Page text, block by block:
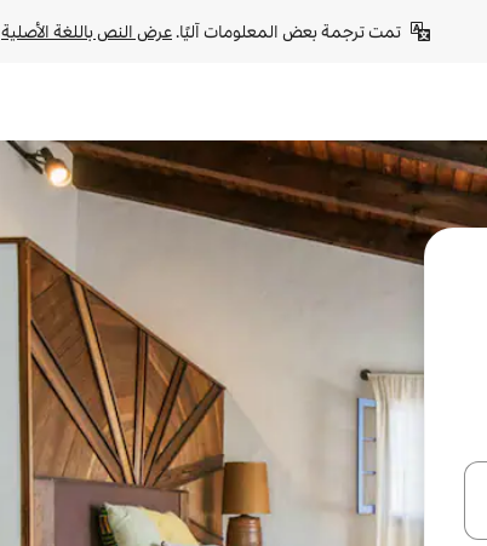
تمت ترجمة بعض المعلومات آليًا. عرض النص باللغة الأصلية
أو استكشف عن طريق اللمس أو السحب.